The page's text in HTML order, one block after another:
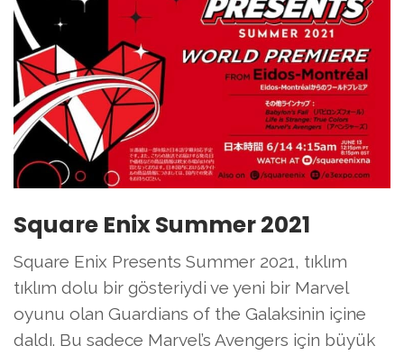
Square Enix Summer 2021
Square Enix Presents Summer 2021, tıklım
tıklım dolu bir gösteriydi ve yeni bir Marvel
oyunu olan Guardians of the Galaksinin içine
daldı. Bu sadece Marvel’s Avengers için büyük